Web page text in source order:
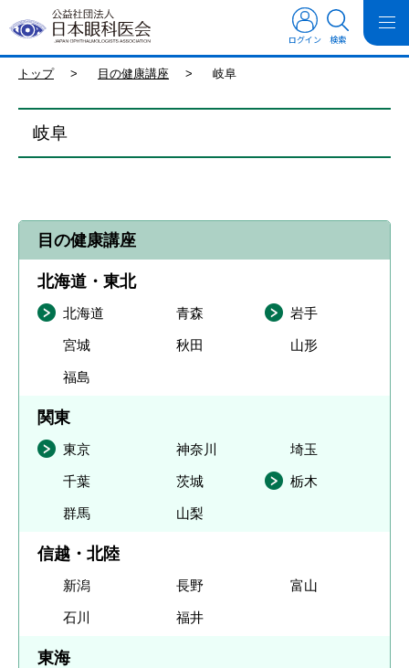
ログイン 検索
トップ > 目の健康講座 > 岐阜
岐阜
目の健康講座
北海道・東北
北海道 青森 岩手
宮城 秋田 山形
福島
関東
東京 神奈川 埼玉
千葉 茨城 栃木
群馬 山梨
信越・北陸
新潟 長野 富山
石川 福井
東海